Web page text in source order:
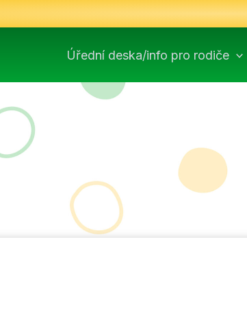
Úřední deska/info pro rodiče